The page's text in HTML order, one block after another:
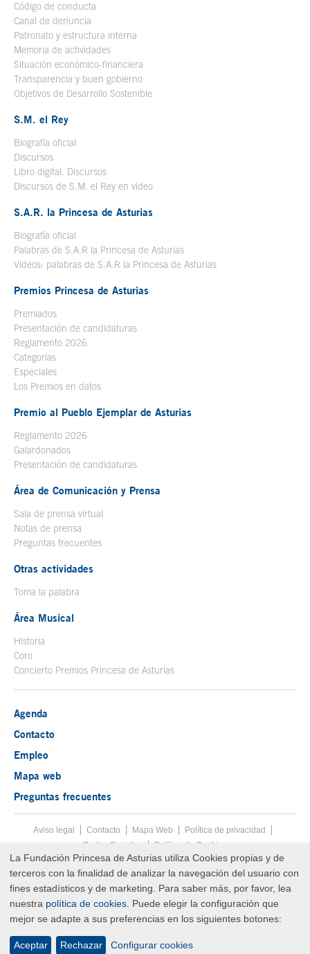
Código de conducta
Canal de denuncia
Patronato y estructura interna
Memoria de actividades
Situación económico-financiera
Transparencia y buen gobierno
Objetivos de Desarrollo Sostenible
S.M. el Rey
Biografía oficial
Discursos
Libro digital. Discursos
Discursos de S.M. el Rey en vídeo
S.A.R. la Princesa de Asturias
Biografía oficial
Palabras de S.A.R la Princesa de Asturias
Videos: palabras de S.A.R la Princesa de Asturias
Premios Princesa de Asturias
Premiados
Presentación de candidaturas
Reglamento 2026
Categorías
Especiales
Los Premios en datos
Premio al Pueblo Ejemplar de Asturias
Reglamento 2026
Galardonados
Presentación de candidaturas
Área de Comunicación y Prensa
Sala de prensa virtual
Notas de prensa
Preguntas frecuentes
Otras actividades
Toma la palabra
Área Musical
Historia
Coro
Concierto Premios Princesa de Asturias
Agenda
Contacto
Empleo
Mapa web
Preguntas frecuentes
Menú pie
Aviso legal Tecla de acceso 8
Contacto Mapa Web
Política de privacidad
Redes Sociales
Política de Cookies
Fin menú pie
© Copyright Mon Aug 10 08:33:20 UTC 2026 Fundación Princesa de
Asturias
La Fundación Princesa de Asturias utiliza Cookies propias y de
terceros con la finalidad de analizar la navegación del usuario con
fines estadísticos y de marketing. Para saber más, por favor, lea
nuestra política de cookies . Puede elegir la configuración que
mejor se adapte a sus preferencias en los siguientes botones:
Configurar cookies
Rechazar
Aceptar